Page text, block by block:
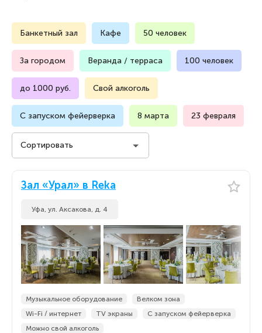
Банкетный зал Кафе 50 человек
За городом Веранда / терраса 100 человек
до 1000 руб. Свой алкоголь
С запуском фейерверка 8 марта 23 февраля
Сортировать
Стоимость на человека
По новизне
По новизне
Зал «Урал» в Reka
Уфа, ул. Аксакова, д. 4
Музыкальное оборудование
Велком зона
Wi-Fi / интернет
TV экраны
С запуском фейерверка
Можно свой алкоголь